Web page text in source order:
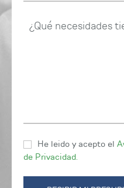
necesidades
Consentimiento
*
He leido y acepto el
de Privacidad.